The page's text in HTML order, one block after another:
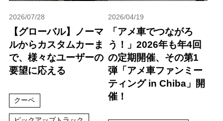
2026/07/28
【グローバル】ノーマ
ルからカスタムカーま
で、様々なユーザーの
要望に応える
クーペ
2026/04/19
「アメ車でつながろ
う！」2026年も年4回
の定期開催、その第1
弾「アメ車ファンミー
ティング in Chiba」開
催！